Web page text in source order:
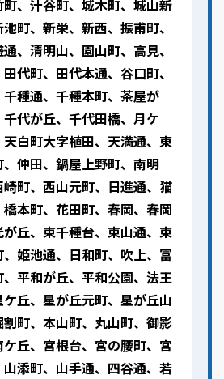
、汁谷町、城木町、城山新
町、新栄、新西、振甫町、
、清明山、園山町、高見、
代町、田代本通、谷口町、
種通、千種本町、茶屋が
代が丘、千代田橋、月ケ
白町大字植田、天満通、東
仲田、鍋屋上野町、南明
町、西山元町、日進通、猫
本町、花田町、春岡、春岡
丘、東千種台、東山通、東
姫池通、日和町、吹上、富
平和が丘、平和公園、法王
丘、星が丘元町、星が丘山
町、本山町、丸山町、御影
丘、宮根台、宮の腰町、宮
添町、山手通、四谷通、若